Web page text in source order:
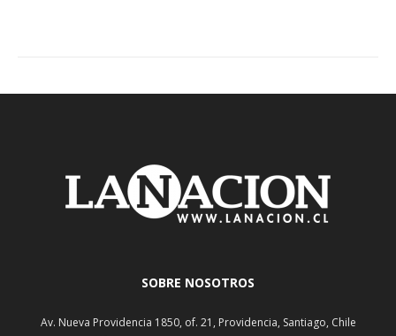
SOBRE NOSOTROS
Av. Nueva Providencia 1850, of. 21, Providencia, Santiago, Chile